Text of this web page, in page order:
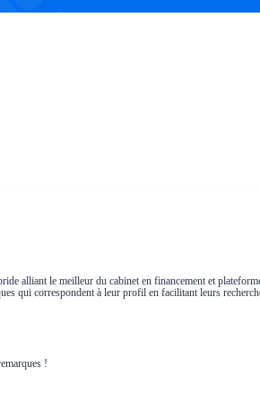
alliant le meilleur du cabinet en financement et
qui correspondent à leur profil en facilitant leurs
!